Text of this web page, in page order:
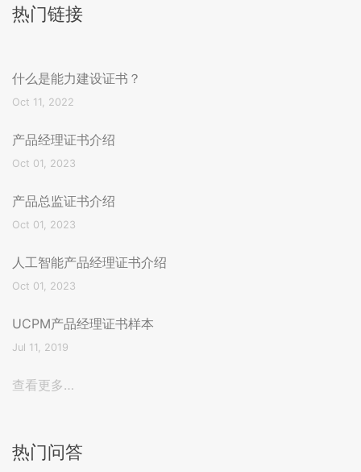
热门链接
什么是能力建设证书？
Oct 11, 2022
产品经理证书介绍
Oct 01, 2023
产品总监证书介绍
Oct 01, 2023
人工智能产品经理证书介绍
Oct 01, 2023
UCPM产品经理证书样本
Jul 11, 2019
查看更多…
热门问答